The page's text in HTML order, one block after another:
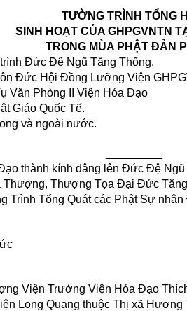
TƯỜNG TRÌNH TỔNG
SINH HOẠT CỦA GHPGVNTN
TRONG MÙA PHẬT ĐẢN
Đức Đệ Ngũ Tăng Thống.
Đức Hội Đồng Lưỡng Viện
Văn Phòng II Viện Hóa Đạo
Giáo Quốc Tế.
và ngoài nước.
thành kính dâng lên Đức Đệ
Thượng Tọa Đại Đức
Trình Tổng Quát các Phật Sự
Viện Trưởng Viện Hóa Đạo
Long Quang thuộc Thị xã